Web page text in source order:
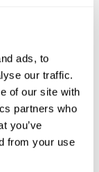
ads, to
our traffic.
of our site with
partners who
you’ve
from your use
dole Boh.